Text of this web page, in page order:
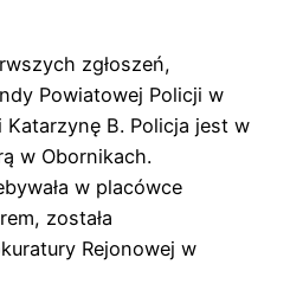
zgłoszeń,
Powiatowej Policji w
B. Policja jest w
w Obornikach.
w placówce
została
Rejonowej w